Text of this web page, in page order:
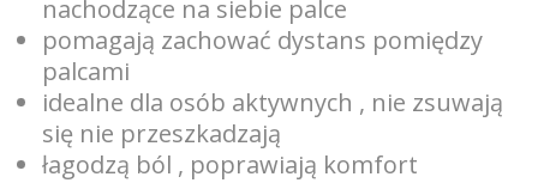
nachodzące na siebie palce
pomagają zachować dystans pomiędzy
palcami
idealne dla osób aktywnych , nie zsuwają
się nie przeszkadzają
łagodzą ból , poprawiają komfort